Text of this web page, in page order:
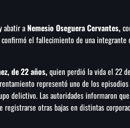
abatir a Nemesio Oseguera Cervantes,
el fallecimiento de una integrante
de 22 años,quien perdió la vida el 22
representó uno de los
delictivo. Las autoridades informaron que
registrarse otras bajas en distintas